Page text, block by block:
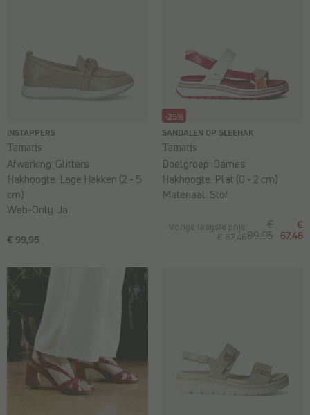
INSTAPPERS
Tamaris
€ 99,95
Afwerking: Glitters
Hakhoogte: Lage Hakken (2 - 5
cm)
Web-Only:Ja
-25%
SANDALEN OP SLEEHAK
Tamaris
Vorige laagste prijs:
€ 67,46
€
89,95
€
67,46
Doelgroep: Dames
Hakhoogte: Plat (0 - 2 cm)
Materiaal: Stof